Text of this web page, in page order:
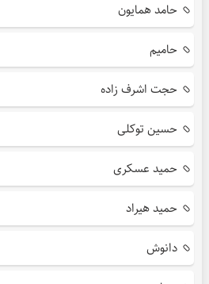
حامد همایون
حامیم
حجت اشرف زاده
حسین توکلی
حمید عسکری
حمید هیراد
دانوش